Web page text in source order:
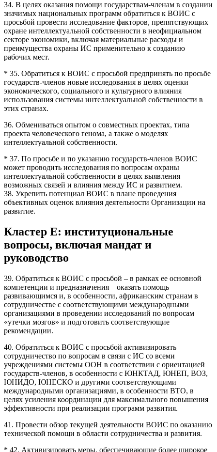
34. В целях оказания помощи государствам-членам в создании
значимых национальных программ обратиться к ВОИС с
просьбой провести исследование факторов, препятствующих
охране интеллектуальной собственности в неофициальном
секторе экономики, включая материальные расходы и
преимущества охраны ИС применительно к созданию
рабочих мест.
* 35. Обратиться к ВОИС с просьбой предпринять по просьбе
государств-членов новые исследования в целях оценки
экономического, социального и культурного влияния
использования системы интеллектуальной собственности в
этих странах.
36. Обмениваться опытом о совместных проектах, типа
проекта человеческого генома, а также о моделях
интеллектуальной собственности.
* 37. По просьбе и по указанию государств-членов ВОИС
может проводить исследования по вопросам охраны
интеллектуальной собственности в целях выявления
возможных связей и влияния между ИС и развитием.
38. Укрепить потенциал ВОИС в плане проведения
объективных оценок влияния деятельности Организации на
развитие.
Кластер E: институциональные
вопросы, включая мандат и
руководство
39. Обратиться к ВОИС с просьбой – в рамках ее основной
компетенции и предназначения – оказать помощь
развивающимся и, в особенности, африканским странам в
сотрудничестве с соответствующими международными
организациями в проведении исследований по вопросам
«утечки мозгов» и подготовить соответствующие
рекомендации.
40. Обратиться к ВОИС с просьбой активизировать
сотрудничество по вопросам в связи с ИС со всеми
учреждениями системы ООН в соответствии с ориентацией
государств-членов, в особенности с ЮНКТАД, ЮНЕП, ВОЗ,
ЮНИДО, ЮНЕСКО и другими соответствующими
международными организациями, в особенности ВТО, в
целях усиления координации для максимального повышения
эффективности при реализации программ развития.
41. Провести обзор текущей деятельности ВОИС по оказанию
технической помощи в области сотрудничества и развития.
* 42. Активизировать меры, обеспечивающие более широкое